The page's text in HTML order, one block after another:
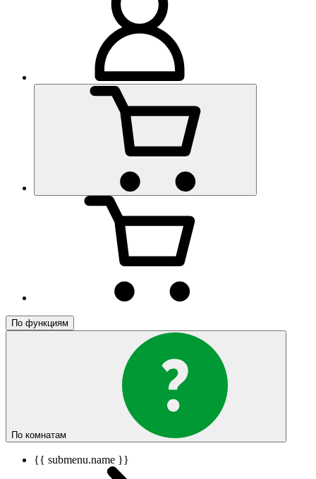
По функциям
По комнатам
{{ submenu.name }}